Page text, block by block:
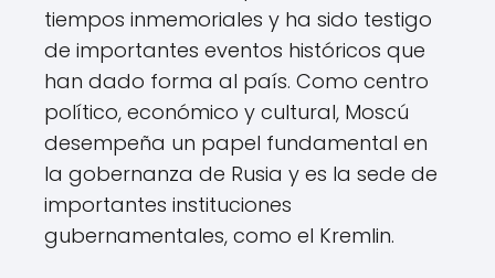
tiempos inmemoriales y ha sido testigo
de importantes eventos históricos que
han dado forma al país. Como centro
político, económico y cultural, Moscú
desempeña un papel fundamental en
la gobernanza de Rusia y es la sede de
importantes instituciones
gubernamentales, como el Kremlin.